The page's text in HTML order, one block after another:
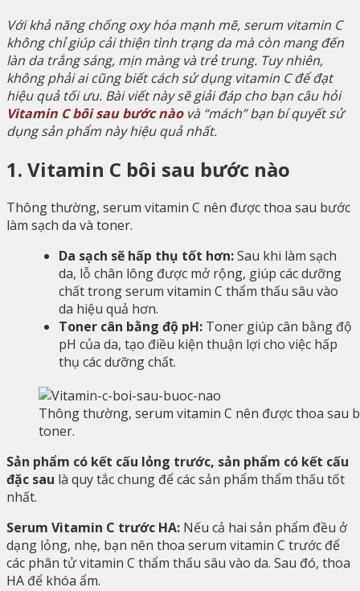
Với khả năng chống oxy hóa mạnh mẽ, serum vitamin C
không chỉ giúp cải thiện tình trạng da mà còn mang đến
làn da trắng sáng, mịn màng và trẻ trung. Tuy nhiên,
không phải ai cũng biết cách sử dụng vitamin C để đạt
hiệu quả tối ưu. Bài viết này sẽ giải đáp cho bạn câu hỏi
Vitamin C bôi sau bước nàovà “mách” bạn bí quyết sử
dụng sản phẩm này hiệu quả nhất.
1. Vitamin C bôi sau bước nào
Thông thường, serum vitamin C nên được thoa sau bước
làm sạch da và toner.
Da sạch sẽ hấp thụ tốt hơn:Sau khi làm sạch
da, lỗ chân lông được mở rộng, giúp các dưỡng
chất trong serum vitamin C thẩm thấu sâu vào
da hiệu quả hơn.
Toner cân bằng độ pH: Toner giúp cân bằng độ
pH của da, tạo điều kiện thuận lợi cho việc hấp
thụ các dưỡng chất.
Thông thường, serum vitamin C nên được thoa sau
toner.
Sản phẩm có kết cấu lỏng trước, sản phẩm có kết cấu
đặc sau là quy tắc chung để các sản phẩm thẩm thấu tốt
nhất.
Serum Vitamin C trước HA: Nếu cả hai sản phẩm đều ở
dạng lỏng, nhẹ, bạn nên thoa serum vitamin C trước để
các phân tử vitamin C thẩm thấu sâu vào da. Sau đó, thoa
HA để khóa ẩm.